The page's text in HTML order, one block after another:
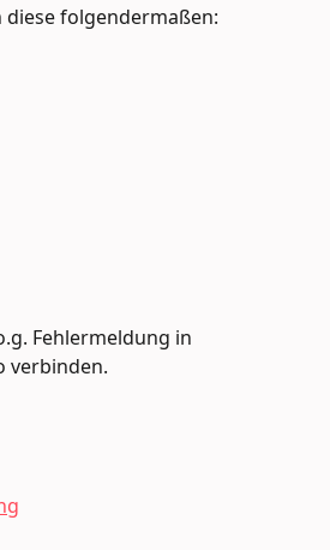
diese folgendermaßen:
Fehlermeldung in
verbinden.